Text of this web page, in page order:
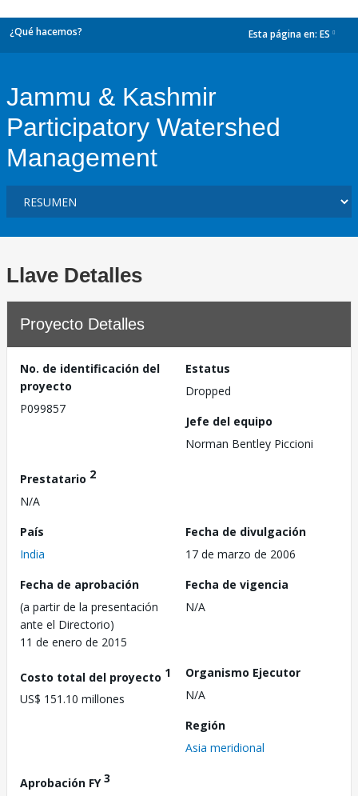
¿Qué hacemos? Esta página en: ES
Jammu & Kashmir
Participatory Watershed
Management
Llave Detalles
Proyecto Detalles
No. de identificación del
proyecto
P099857
Estatus
Dropped
Jefe del equipo
Norman Bentley Piccioni
Prestatario 2
N/A
País
India
Fecha de divulgación
17 de marzo de 2006
Fecha de aprobación
(a partir de la presentación
ante el Directorio)
11 de enero de 2015
Fecha de vigencia
N/A
Costo total del proyecto 1
US$ 151.10 millones
Organismo Ejecutor
N/A
Región
Asia meridional
Aprobación FY3